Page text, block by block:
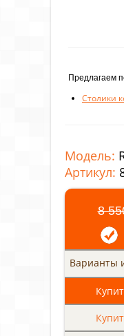
Предлагаем
Столики
Модель:
Артикул:
8
Варианты